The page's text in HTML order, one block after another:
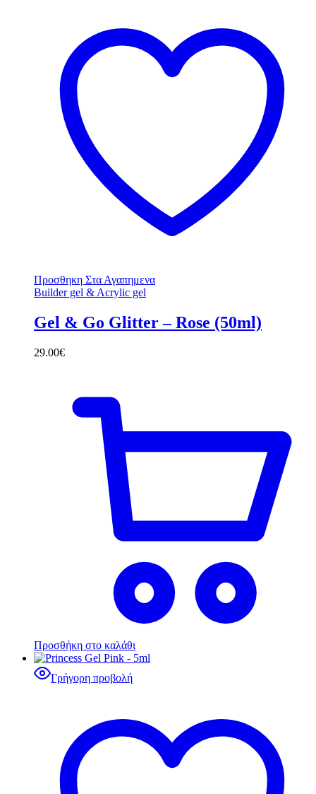
Προσθηκη Στα Αγαπημενα
Builder gel & Acrylic gel
Gel & Go Glitter – Rose (50ml)
29.00€
Προσθήκη στο καλάθι
Γρήγορη προβολή